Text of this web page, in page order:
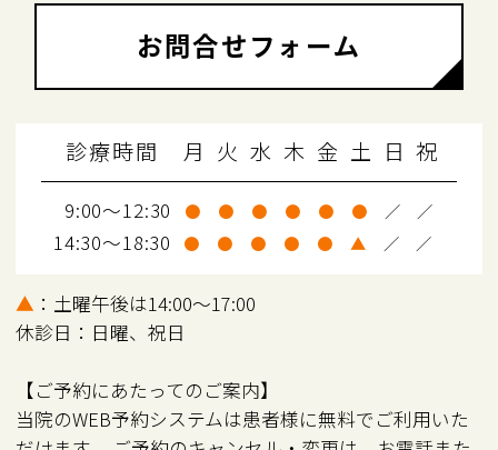
お問合せフォーム
診療時間 月 火 水 木 金 土 日 祝
9:00～12:30 ● ● ● ● ● ● ／ ／
14:30～18:30 ● ● ● ● ● ▲ ／ ／
▲ ：土曜午後は14:00～17:00
休診日：日曜、祝日
【ご予約にあたってのご案内】
当院のWEB予約システムは患者様に無料でご利用いた